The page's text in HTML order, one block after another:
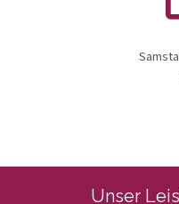
Unser